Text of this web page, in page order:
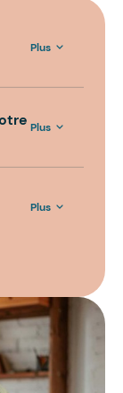
Plus
Plus
Plus